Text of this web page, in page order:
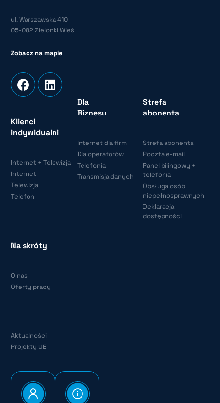
ul. Warszawska 410
05-082 Zielonki Wieś
Zobacz na mapie
Klienci
indywidualni
Internet + Telewizja
Internet
Telewizja
Telefon
Dla
Biznesu
Internet dla firm
Dla operatorów
Telefonia
Transmisja danych
Strefa
abonenta
Strefa abonenta
Poczta e-mail
Panel bilingowy +
telefonia
Obsługa osób
niepełnosprawnych
Deklaracja
dostępności
Na skróty
O nas
Oferty pracy
Aktualności
Projekty UE